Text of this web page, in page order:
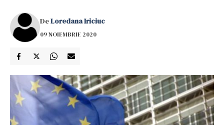
DeLoredana Iriciuc
09 NOIEMBRIE 2020